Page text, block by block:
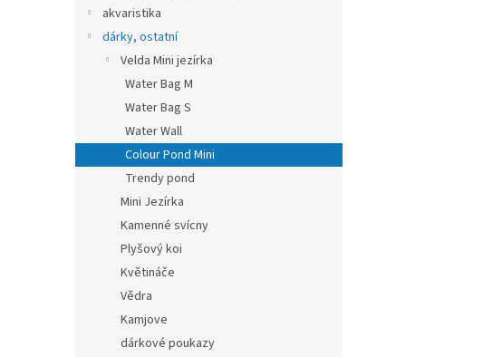
akvaristika
dárky, ostatní
Velda Mini jezírka
Water Bag M
Water Bag S
Water Wall
Colour Pond Mini
Trendy pond
Mini Jezírka
Kamenné svícny
Plyšový koi
Květináče
Vědra
Kamjove
dárkové poukazy